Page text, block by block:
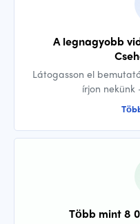
A legnagyobb
Látogasson el
írjon nekünk
Több mint 8